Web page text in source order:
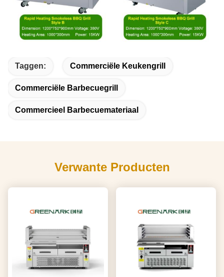
Taggen: Commerciële Keukengrill
Commerciële Barbecuegrill
Commercieel Barbecuemateriaal
Verwante Producten